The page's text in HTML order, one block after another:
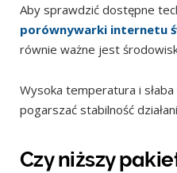
Aby sprawdzić dostępne
porównywarki internetu
równie ważne jest
Wysoka temperatura i
pogarszać stabilność
Czy niższy